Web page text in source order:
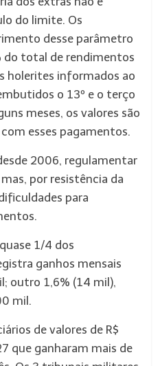
do limite. Os
desse parâmetro
do total de rendimentos
holerites informados ao
o 13º e o terço
meses, os valores são
esses pagamentos.
2006, regulamentar
por resistência da
para
1/4 dos
ganhos mensais
outro 1,6% (14 mil),
mil.
de valores de R$
que ganharam mais de